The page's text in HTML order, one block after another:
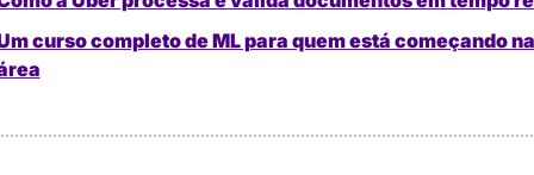
curso completo de ML para quem está começando na